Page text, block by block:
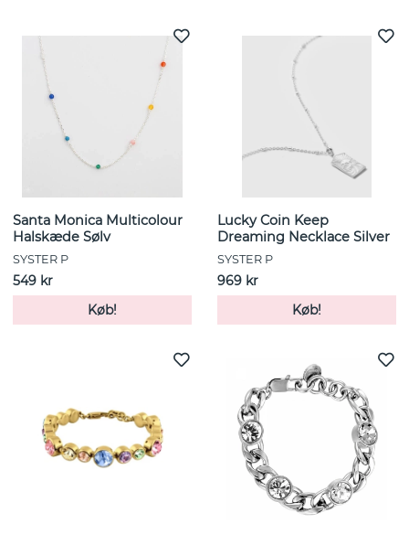
Santa Monica Multicolour
Halskæde Sølv
SYSTER P
549 kr
Køb!
Lucky Coin Keep
Dreaming Necklace Silver
SYSTER P
969 kr
Køb!